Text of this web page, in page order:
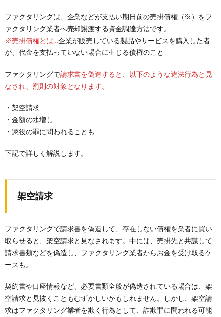
ファクタリングは、企業などが支払い期日前の売掛債権（※）をフ
ァクタリング業者へ売却譲渡する資金調達方法です。
※売掛債権とは…企業が販売している製品やサービスを購入した者
が、代金を支払っていない場合に生じる債権のこと
ファクタリングで請求書を偽造すると、以下のような違法行為と見
なされ、罰則の対象となります。
・架空請求
・金額の水増し
・懲役の罪に問われることも
下記で詳しく解説します。
架空請求
ファクタリングで請求書を偽造して、存在しない債権を業者に買い
取らせると、架空請求と見なされます。中には、売掛先と共謀して
請求書類などを偽造し、ファクタリング業者からお金を受け取るケ
ースも。
契約書や口座情報など、必要書類全般が偽造されている場合は、架
空請求と見抜くこともむずかしいかもしれません。しかし、架空請
求はファクタリング業者を欺く行為として、詐欺罪に問われる可能